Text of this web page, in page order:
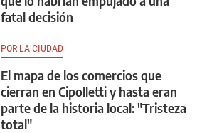
fatal decisión
POR LA CIUDAD
El mapa de los comercios que
cierran en Cipolletti y hasta eran
parte de la historia local: "Tristeza
total"